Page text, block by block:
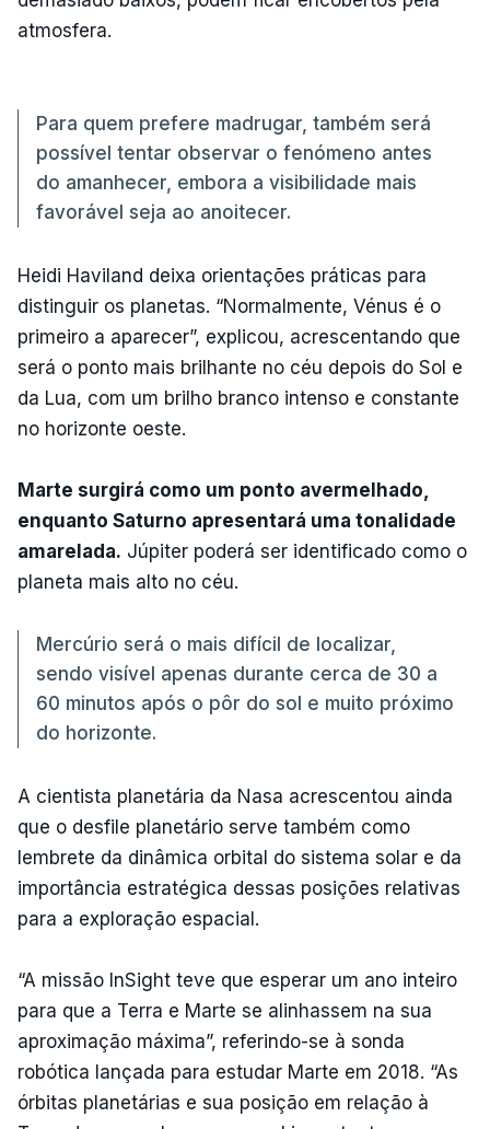
atmosfera.
Para quem prefere madrugar, também será
possível tentar observar o fenómeno antes
do amanhecer, embora a visibilidade mais
favorável seja ao anoitecer.
Heidi Haviland deixa orientações práticas para
distinguir os planetas. “Normalmente, Vénus é o
primeiro a aparecer”, explicou, acrescentando que
será o ponto mais brilhante no céu depois do Sol e
da Lua, com um brilho branco intenso e constante
no horizonte oeste.
Marte surgirá como um ponto avermelhado,
enquanto Saturno apresentará uma tonalidade
amarelada. Júpiter poderá ser identificado como o
planeta mais alto no céu.
Mercúrio será o mais difícil de localizar,
sendo visível apenas durante cerca de 30 a
60 minutos após o pôr do sol e muito próximo
do horizonte.
A cientista planetária da Nasa acrescentou ainda
que o desfile planetário serve também como
lembrete da dinâmica orbital do sistema solar e da
importância estratégica dessas posições relativas
para a exploração espacial.
“A missão InSight teve que esperar um ano inteiro
para que a Terra e Marte se alinhassem na sua
aproximação máxima”, referindo-se à sonda
robótica lançada para estudar Marte em 2018. “As
órbitas planetárias e sua posição em relação à